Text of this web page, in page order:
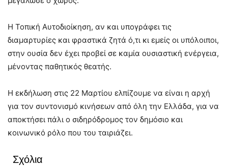
Η Τοπική Αυτοδιοίκηση, αν και υπογράφει τις
διαμαρτυρίες και φραστικά ζητά ό,τι κι εμείς οι υπόλοιποι,
στην ουσία δεν έχει προβεί σε καμία ουσιαστική ενέργεια,
μένοντας παθητικός θεατής.
Η εκδήλωση στις 22 Μαρτίου ελπίζουμε να είναι η αρχή
για τον συντονισμό κινήσεων από όλη την Ελλάδα, για να
αποκτήσει πάλι ο σιδηρόδρομος τον δημόσιο και
κοινωνικό ρόλο που του ταιριάζει.
Σχόλια